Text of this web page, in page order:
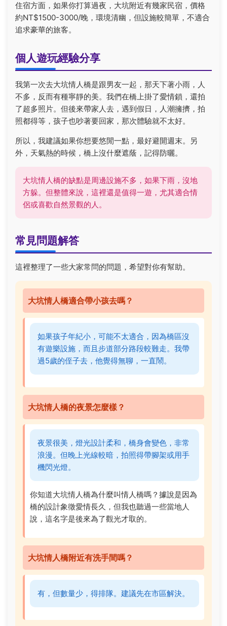
住宿方面，如果你打算過夜，大坑附近有幾家民宿，價格
約NT$1500-3000/晚，環境清幽，但設施較簡單，不適合
追求豪華的旅客。
個人遊玩經驗分享
我第一次去大坑情人橋是跟男友一起，那天下著小雨，人
不多，反而有種寧靜的美。我們在橋上掛了愛情鎖，還拍
了超多照片。但後來帶家人去，遇到假日，人潮擁擠，拍
照都得等，孩子也吵著要回家，那次體驗就不太好。
所以，我建議如果你想要悠閒一點，最好避開週末。另
外，天氣熱的時候，橋上沒什麼遮蔭，記得防曬。
大坑情人橋的缺點是周邊設施不多，如果下雨，沒地
方躲。但整體來說，這裡還是值得一遊，尤其適合情
侶或喜歡自然景觀的人。
常見問題解答
這裡整理了一些大家常問的問題，希望對你有幫助。
大坑情人橋適合帶小孩去嗎？
如果孩子年紀小，可能不太適合，因為橋區沒
有遊樂設施，而且步道部分路段較難走。我帶
過5歲的侄子去，他覺得無聊，一直鬧。
大坑情人橋的夜景怎麼樣？
夜景很美，燈光設計柔和，橋身會變色，非常
浪漫。但晚上光線較暗，拍照得帶腳架或用手
機閃光燈。
你知道大坑情人橋為什麼叫情人橋嗎？據說是因為
橋的設計象徵愛情長久，但我也聽過一些當地人
說，這名字是後來為了觀光才取的。
大坑情人橋附近有洗手間嗎？
有，但數量少，得排隊。建議先在市區解決。